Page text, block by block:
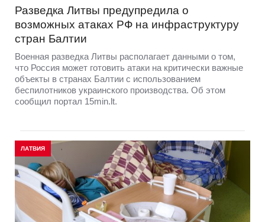
Разведка Литвы предупредила о
возможных атаках РФ на инфраструктуру
стран Балтии
Военная разведка Литвы располагает данными о том,
что Россия может готовить атаки на критически важные
объекты в странах Балтии с использованием
беспилотников украинского производства. Об этом
сообщил портал 15min.lt.
ЛАТВИЯ